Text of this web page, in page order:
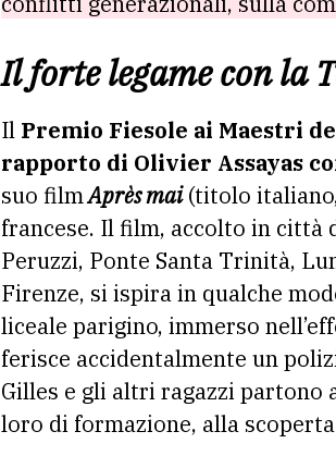
Il forte legame con la
Il Premio Fiesole ai Maestri
rapporto di Olivier Assayas
suo filmAprès mai(titolo
francese. Il film, accolto in città
Peruzzi, Ponte Santa Trinità,
Firenze, si ispira in qualche
liceale parigino, immerso
ferisce accidentalmente un
Gilles e gli altri ragazzi partono
loro di formazione, alla